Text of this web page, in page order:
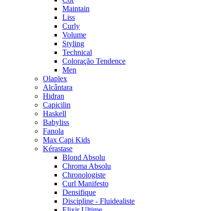
Maintain
Liss
Curly
Volume
Styling
Technical
Coloração Tendence
Men
Olaplex
Alcântara
Hidran
Capicilin
Haskell
Babyliss
Fanola
Max Capi Kids
Kérastase
Blond Absolu
Chroma Absolu
Chronologiste
Curl Manifesto
Densifique
Discipline - Fluidealiste